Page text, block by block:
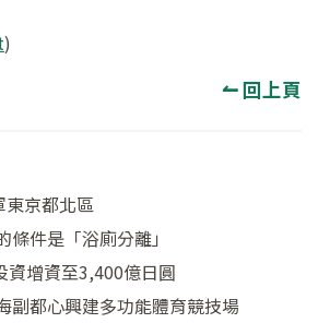
)
↼ 回上頁
東京都北區
件是「浴廁分離」
增資至3,400億日圓
副都心興建多功能體育競技場